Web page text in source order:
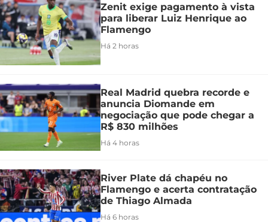
Zenit exige pagamento à vista
para liberar Luiz Henrique ao
Flamengo
Há 2 horas
Real Madrid quebra recorde e
anuncia Diomande em
negociação que pode chegar a
R$ 830 milhões
Há 4 horas
River Plate dá chapéu no
Flamengo e acerta contratação
de Thiago Almada
Há 6 horas